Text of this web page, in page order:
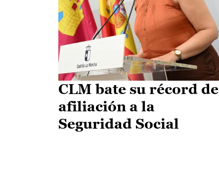
CLM bate su récord de
afiliación a la
Seguridad Social